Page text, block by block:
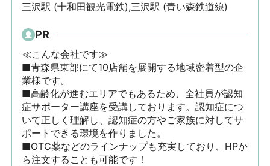
三沢駅 (十和田観光電鉄),三沢駅 (青い森鉄道線)
PR
≪こんな会社です≫
■青森県東部にて10店舗を展開する地域密着型の企
業様です。
■高齢化が進むエリアでもあるため、全社員が認知
症サポーター講座を受講しております。認知症につ
いて正しく理解し、認知症の方やご家族に対してサ
ポートできる環境を作りました。
■OTC薬などのラインナップも充実しており、HPか
ら注文することも可能です！